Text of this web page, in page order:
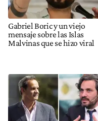
Gabriel Boric y un viejo
mensaje sobre las Islas
Malvinas que se hizo viral